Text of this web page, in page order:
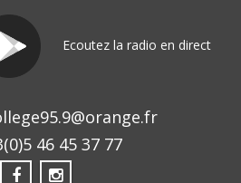
Ecoutez la radio en direct
46 45 37 77